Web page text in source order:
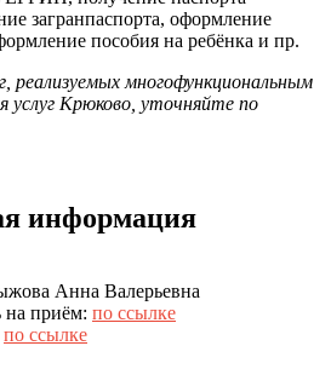
загранпаспорта, оформление
пособия на ребёнка и пр.
реализуемых многофункциональным
услуг Крюково, уточняйте по
информация
Анна Валерьевна
на приём: по ссылке
по ссылке